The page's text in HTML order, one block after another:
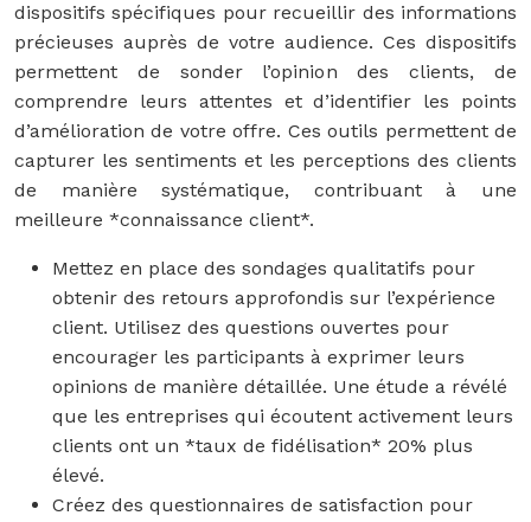
dispositifs spécifiques pour recueillir des informations
précieuses auprès de votre audience. Ces dispositifs
permettent de sonder l’opinion des clients, de
comprendre leurs attentes et d’identifier les points
d’amélioration de votre offre. Ces outils permettent de
capturer les sentiments et les perceptions des clients
de manière systématique, contribuant à une
meilleure *connaissance client*.
Mettez en place des sondages qualitatifs pour
obtenir des retours approfondis sur l’expérience
client. Utilisez des questions ouvertes pour
encourager les participants à exprimer leurs
opinions de manière détaillée. Une étude a révélé
que les entreprises qui écoutent activement leurs
clients ont un *taux de fidélisation* 20% plus
élevé.
Créez des questionnaires de satisfaction pour